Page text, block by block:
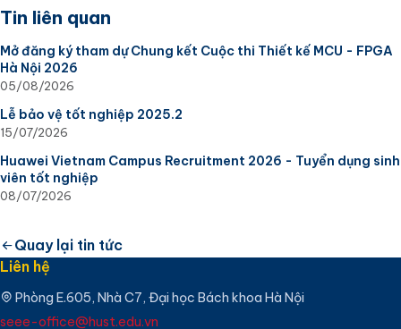
Tin liên quan
Mở đăng ký tham dự Chung kết Cuộc thi Thiết kế MCU - FPGA
Hà Nội 2026
05/08/2026
Lễ bảo vệ tốt nghiệp 2025.2
15/07/2026
Huawei Vietnam Campus Recruitment 2026 - Tuyển dụng sinh
viên tốt nghiệp
08/07/2026
Quay lại tin tức
Liên hệ
Phòng E.605, Nhà C7, Đại học Bách khoa Hà Nội
seee-office@hust.edu.vn